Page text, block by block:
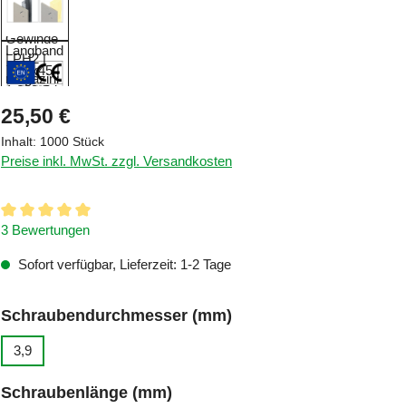
Regulärer Preis:
25,50 €
Inhalt: 1000 Stück
Preise inkl. MwSt. zzgl. Versandkosten
Durchschnittliche Bewertung von 5 von 5 Sternen
3 Bewertungen
Sofort verfügbar, Lieferzeit: 1-2 Tage
Schraubendurchmesser (mm)
3,9
Schraubenlänge (mm)